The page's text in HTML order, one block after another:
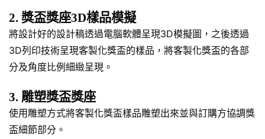
2. 獎盃獎座3D樣品模擬
將設計好的設計稿透過電腦軟體呈現3D模擬圖，之後透過
3D列印技術呈現客製化獎盃的樣品，將客製化獎盃的各部
分及角度比例細緻呈現。
3. 雕塑獎盃獎座
使用雕塑方式將客製化獎盃樣品雕塑出來並與訂購方協調獎
盃細節部分。